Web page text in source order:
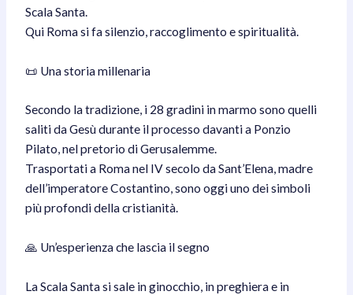
Scala Santa.
Qui Roma si fa silenzio, raccoglimento e spiritualità.
📜 Una storia millenaria
Secondo la tradizione, i 28 gradini in marmo sono quelli
saliti da Gesù durante il processo davanti a Ponzio
Pilato, nel pretorio di Gerusalemme.
Trasportati a Roma nel IV secolo da Sant’Elena, madre
dell’imperatore Costantino, sono oggi uno dei simboli
più profondi della cristianità.
🙏 Un’esperienza che lascia il segno
La Scala Santa si sale in ginocchio, in preghiera e in